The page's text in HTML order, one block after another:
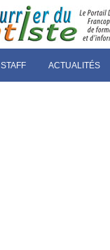
STAFF ACTUALITÉS